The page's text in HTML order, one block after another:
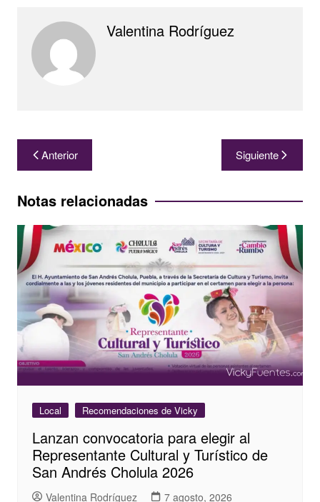
Valentina Rodríguez
Navegación
de
entradas
Anterior Siguiente
Notas relacionadas
Local Recomendaciones de Vicky
Lanzan convocatoria para elegir al
Representante Cultural y Turístico de
San Andrés Cholula 2026
Valentina Rodríguez 7 agosto, 2026